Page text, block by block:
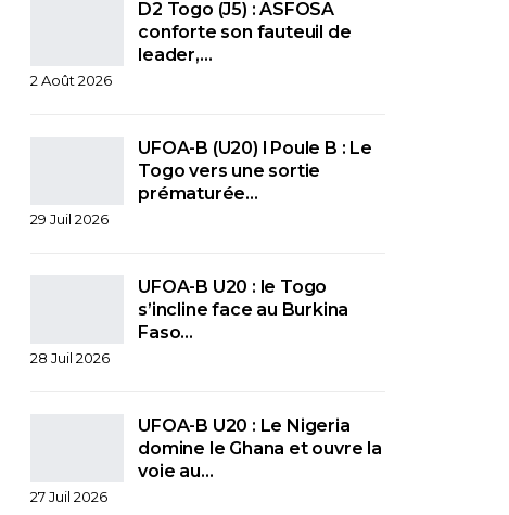
D2 Togo (J5) : ASFOSA
conforte son fauteuil de
leader,…
2 Août 2026
UFOA-B (U20) l Poule B : Le
Togo vers une sortie
prématurée…
29 Juil 2026
UFOA-B U20 : le Togo
s’incline face au Burkina
Faso…
28 Juil 2026
UFOA-B U20 : Le Nigeria
domine le Ghana et ouvre la
voie au…
27 Juil 2026